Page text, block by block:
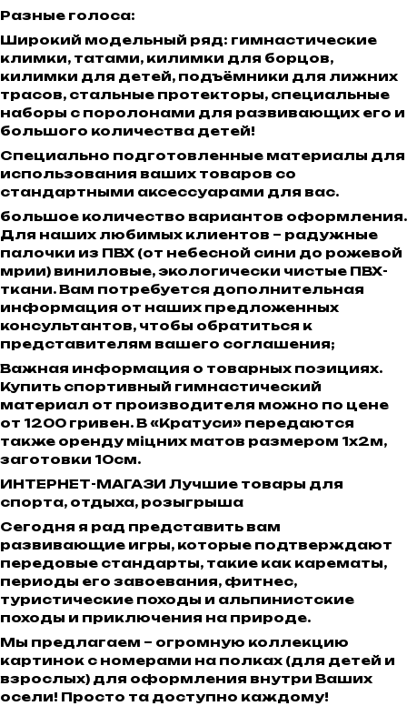
Разные голоса:
Широкий модельный ряд: гимнастические
климки, татами, килимки для борцов,
килимки для детей, подъёмники для лижних
трасов, стальные протекторы, специальные
наборы с поролонами для развивающих его и
большого количества детей!
Специально подготовленные материалы для
использования ваших товаров со
стандартными аксессуарами для вас.
большое количество вариантов оформления.
Для наших любимых клиентов – радужные
палочки из ПВХ (от небесной сини до рожевой
мрии) виниловые, экологически чистые ПВХ-
ткани. Вам потребуется дополнительная
информация от наших предложенных
консультантов, чтобы обратиться к
представителям вашего соглашения;
Важная информация о товарных позициях.
Купить спортивный гимнастический
материал от производителя можно по цене
от 1200 гривен. В «Кратуси» передаются
также оренду міцних матов размером 1х2м,
заготовки 10см.
ИНТЕРНЕТ-МАГАЗИ Лучшие товары для
спорта, отдыха, розыгрыша
Сегодня я рад представить вам
развивающие игры, которые подтверждают
передовые стандарты, такие как карематы,
периоды его завоевания, фитнес,
туристические походы и альпинистские
походы и приключения на природе.
Мы предлагаем – огромную коллекцию
картинок с номерами на полках (для детей и
взрослых) для оформления внутри Ваших
осели! Просто та доступно каждому!